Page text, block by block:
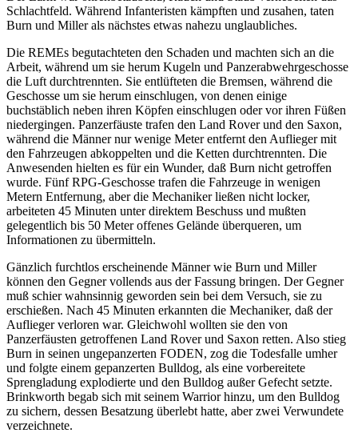
Schlachtfeld. Während Infanteristen kämpften und zusahen, taten
Burn und Miller als nächstes etwas nahezu unglaubliches.
Die REMEs begutachteten den Schaden und machten sich an die
Arbeit, während um sie herum Kugeln und Panzerabwehrgeschosse
die Luft durchtrennten. Sie entlüfteten die Bremsen, während die
Geschosse um sie herum einschlugen, von denen einige
buchstäblich neben ihren Köpfen einschlugen oder vor ihren Füßen
niedergingen. Panzerfäuste trafen den Land Rover und den Saxon,
während die Männer nur wenige Meter entfernt den Auflieger mit
den Fahrzeugen abkoppelten und die Ketten durchtrennten. Die
Anwesenden hielten es für ein Wunder, daß Burn nicht getroffen
wurde. Fünf RPG-Geschosse trafen die Fahrzeuge in wenigen
Metern Entfernung, aber die Mechaniker ließen nicht locker,
arbeiteten 45 Minuten unter direktem Beschuss und mußten
gelegentlich bis 50 Meter offenes Gelände überqueren, um
Informationen zu übermitteln.
Gänzlich furchtlos erscheinende Männer wie Burn und Miller
können den Gegner vollends aus der Fassung bringen. Der Gegner
muß schier wahnsinnig geworden sein bei dem Versuch, sie zu
erschießen. Nach 45 Minuten erkannten die Mechaniker, daß der
Auflieger verloren war. Gleichwohl wollten sie den von
Panzerfäusten getroffenen Land Rover und Saxon retten. Also stieg
Burn in seinen ungepanzerten FODEN, zog die Todesfalle umher
und folgte einem gepanzerten Bulldog, als eine vorbereitete
Sprengladung explodierte und den Bulldog außer Gefecht setzte.
Brinkworth begab sich mit seinem Warrior hinzu, um den Bulldog
zu sichern, dessen Besatzung überlebt hatte, aber zwei Verwundete
verzeichnete.